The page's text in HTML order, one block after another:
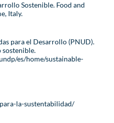
Sostenible. Food and
Italy.
para el Desarrollo (PNUD).
sostenible.
es/home/sustainable-
la-sustentabilidad/